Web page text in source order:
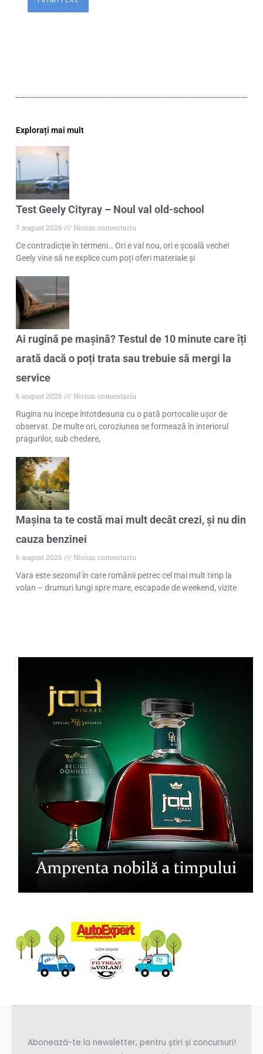
Explorați mai mult
Test Geely Cityray – Noul val old-school
7 august 2026
Niciun comentariu
Ce contradicție în termeni… Ori e val nou, ori e școală veche!
Geely vine să ne explice cum poți oferi materiale și
Ai rugină pe mașină? Testul de 10 minute care îți
arată dacă o poți trata sau trebuie să mergi la
service
6 august 2026
Niciun comentariu
Rugina nu începe întotdeauna cu o pată portocalie ușor de
observat. De multe ori, coroziunea se formează în interiorul
pragurilor, sub chedere,
Mașina ta te costă mai mult decât crezi, și nu din
cauza benzinei
6 august 2026
Niciun comentariu
Vara este sezonul în care românii petrec cel mai mult timp la
volan – drumuri lungi spre mare, escapade de weekend, vizite
Abonează-te la newsletter, pentru știri și concursuri!